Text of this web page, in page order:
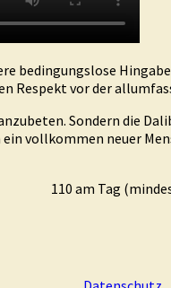
bedingungslose
Respekt vor der
Sondern die
vollkommen neuer
110 am Tag